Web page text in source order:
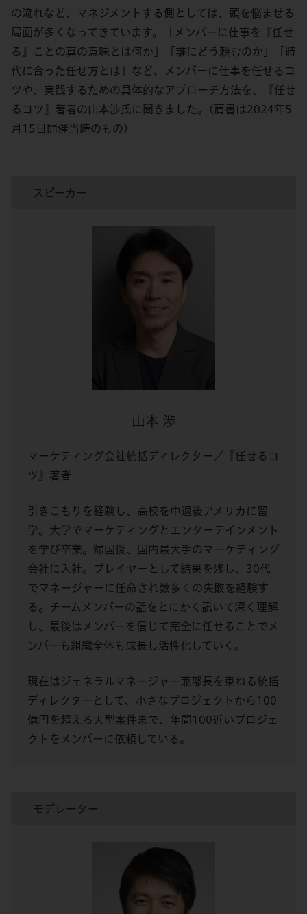
の流れなど、マネジメントする側としては、頭を悩ませる
局面が多くなってきています。「メンバーに仕事を『任せ
る』ことの真の意味とは何か」「誰にどう頼むのか」「時
代に合った任せ方とは」など、メンバーに仕事を任せるコ
ツや、実践するための具体的なアプローチ方法を、『任せ
るコツ』著者の山本渉氏に聞きました。(肩書は2024年5
月15日開催当時のもの)
スピーカー
山本 渉
マーケティング会社統括ディレクター／『任せるコ
ツ』著者
引きこもりを経験し、高校を中退後アメリカに留
学。大学でマーケティングとエンターテインメント
を学び卒業。帰国後、国内最大手のマーケティング
会社に入社。プレイヤーとして結果を残し、30代
でマネージャーに任命され数多くの失敗を経験す
る。チームメンバーの話をとにかく訊いて深く理解
し、最後はメンバーを信じて完全に任せることでメ
ンバーも組織全体も成長し活性化していく。
現在はジェネラルマネージャー兼部長を束ねる統括
ディレクターとして、小さなプロジェクトから100
億円を超える大型案件まで、年間100近いプロジェ
クトをメンバーに依頼している。
モデレーター